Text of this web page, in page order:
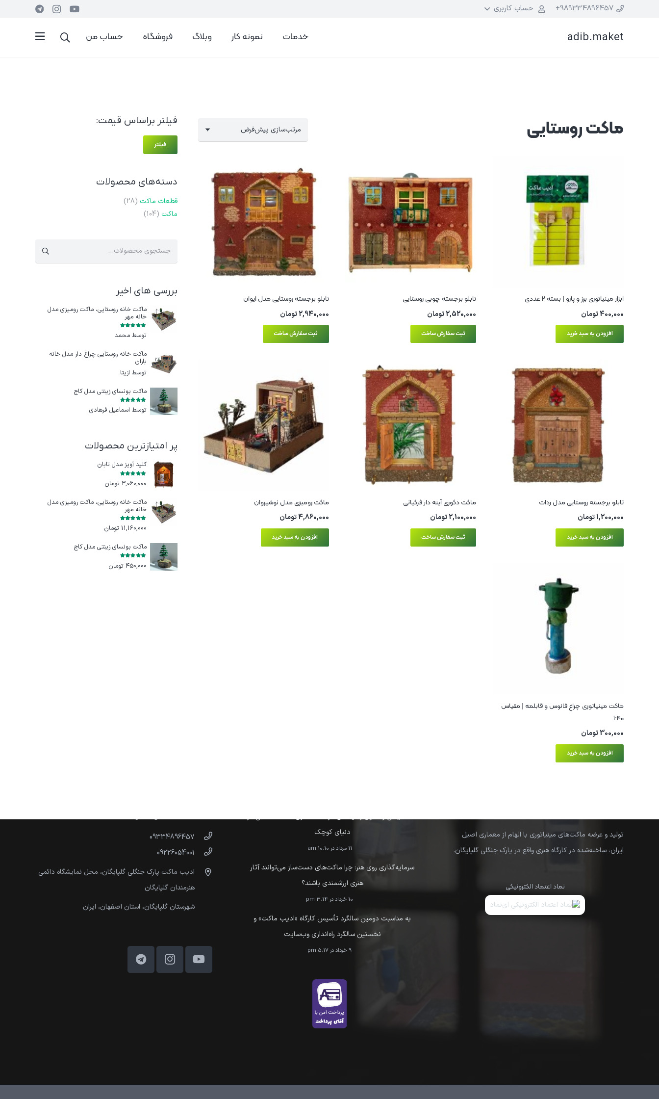
989334896457+ حساب کاربری
adib.maket خدمات نمونه کار وبلاگ فروشگاه حساب من
ماکت روستایی
ابزار مینیاتوری برز و پارو | بسته ۲ عددی
400,000تومان
افزودن به سبد خرید
تابلو برجسته چوبی روستایی
2,520,000تومان
ثبت سفارش ساخت
تابلو برجسته روستایی مدل ایوان
2,940,000تومان
ثبت سفارش ساخت
تابلو برجسته روستایی مدل ردات
1,200,000تومان
افزودن به سبد خرید
ماکت دکوری آینه دار فرکیانی
2,100,000تومان
ثبت سفارش ساخت
ماکت رومیزی مدل نوشیروان
4,860,000 تومان
افزودن به سبد خرید
ماکت مینیاتوری چراغ فانوس و قابلمه | مقیاس
۱:۴۰
300,000تومان
افزودن به سبد خرید
فیلتر براساس قیمت:
فیلتر
دسته‌های محصولات
قطعات ماکت (28)
ماکت (104)
جستجو
برای:
بررسی های اخیر
ماکت خانه روستایی، ماکت رومیزی مدل
خانه مهر
توسط محمد
ماکت خانه روستایی چراغ‌ دار مدل خانه
باران
توسط ازيتا
ماکت بونسای زینتی مدل کاج
امتیاز
توسط اسماعیل فرهادی
پر امتیازترین محصولات
کلید آویز مدل تابان
امتیاز
3,060,000 تومان
ماکت خانه روستایی، ماکت رومیزی مدل
خانه مهر
11,160,000 تومان
ماکت بونسای زینتی مدل کاج
امتیاز 5.00 از 5
450,000 تومان
تولید و عرضه ماکت‌های مینیاتوری با الهام از معماری اصیل
ایران، ساخته‌شده در کارگاه هنری واقع در پارک جنگلی گلپایگان.
نماد اعتماد الکترونیکی
دنیای کوچک
11 مرداد در 10:10 am
سرمایه‌گذاری روی هنر: چرا ماکت‌های دست‌ساز می‌توانند آثار
هنری ارزشمندی باشند؟
10 خرداد در 3:14 pm
به مناسبت دومین سالگرد تأسیس کارگاه «ادیب ماکت» و
نخستین سالگرد راه‌اندازی وب‌سایت
9 خرداد در 5:17 pm
09334896457
09226054001
ادیب ماکت پارک جنگلی گلپایگان، محل نمایشگاه دائمی
هنرمندان گلپایگان
شهرستان گلپایگان، استان اصفهان، ایران